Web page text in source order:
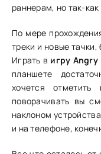
раннерам, но так-как
По мере
треки и новые
Играть в игру
планшете
хочется отметить
поворачивать вы
наклоном
и на телефоне,